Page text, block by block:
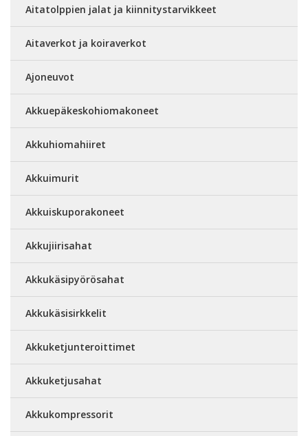
Aitatolppien jalat ja kiinnitystarvikkeet
Aitaverkot ja koiraverkot
Ajoneuvot
Akkuepäkeskohiomakoneet
Akkuhiomahiiret
Akkuimurit
Akkuiskuporakoneet
Akkujiirisahat
Akkukäsipyörösahat
Akkukäsisirkkelit
Akkuketjunteroittimet
Akkuketjusahat
Akkukompressorit